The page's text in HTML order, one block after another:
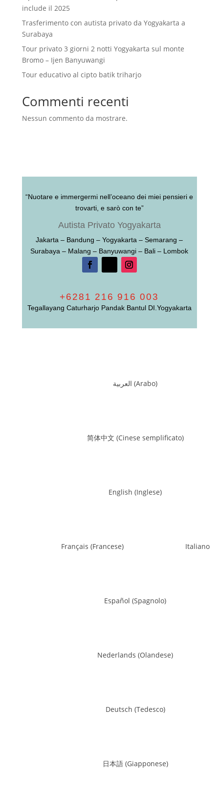
include il 2025
Trasferimento con autista privato da Yogyakarta a
Surabaya
Tour privato 3 giorni 2 notti Yogyakarta sul monte
Bromo – Ijen Banyuwangi
Tour educativo al cipto batik triharjo
Commenti recenti
Nessun commento da mostrare.
“Nuotare e immergermi nell’oceano dei miei pensieri e
trovarti, e sarò con te”
Autista Privato Yogyakarta
Jakarta – Bandung – Yogyakarta – Semarang –
Surabaya – Malang – Banyuwangi – Bali – Lombok
+6281 216 916 003
Tegallayang Caturharjo Pandak Bantul DI.Yogyakarta
العربية (Arabo)
简体中文 (Cinese semplificato)
English (Inglese)
Français (Francese) Italiano
Español (Spagnolo)
Nederlands (Olandese)
Deutsch (Tedesco)
日本語(Giapponese)